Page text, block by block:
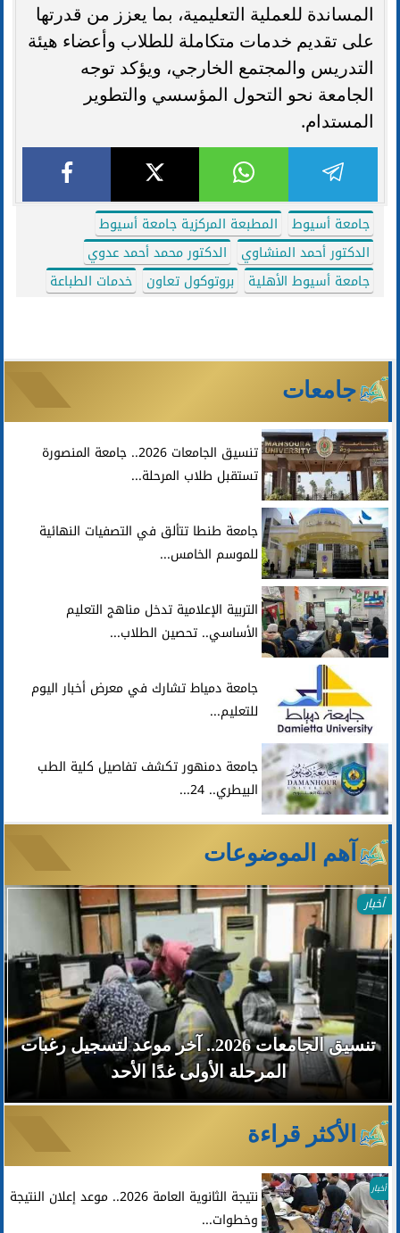
المساندة للعملية التعليمية، بما يعزز من قدرتها
على تقديم خدمات متكاملة للطلاب وأعضاء هيئة
التدريس والمجتمع الخارجي، ويؤكد توجه
الجامعة نحو التحول المؤسسي والتطوير
المستدام.
جامعة أسيوط
المطبعة المركزية جامعة أسيوط
الدكتور أحمد المنشاوي
الدكتور محمد أحمد عدوي
جامعة أسيوط الأهلية
بروتوكول تعاون خدمات الطباعة
جامعات
تنسيق الجامعات 2026.. جامعة المنصورة
تستقبل طلاب المرحلة...
جامعة طنطا تتألق في التصفيات النهائية
للموسم الخامس...
التربية الإعلامية تدخل مناهج التعليم
الأساسي.. تحصين الطلاب...
جامعة دمياط تشارك في معرض أخبار اليوم
للتعليم...
جامعة دمنهور تكشف تفاصيل كلية الطب
البيطري.. 24...
آهم الموضوعات
أخبار
تنسيق الجامعات 2026.. آخر موعد لتسجيل رغبات
المرحلة الأولى غدًا الأحد
الأكثر قراءة
أخبار
نتيجة الثانوية العامة 2026.. موعد إعلان النتيجة
وخطوات...